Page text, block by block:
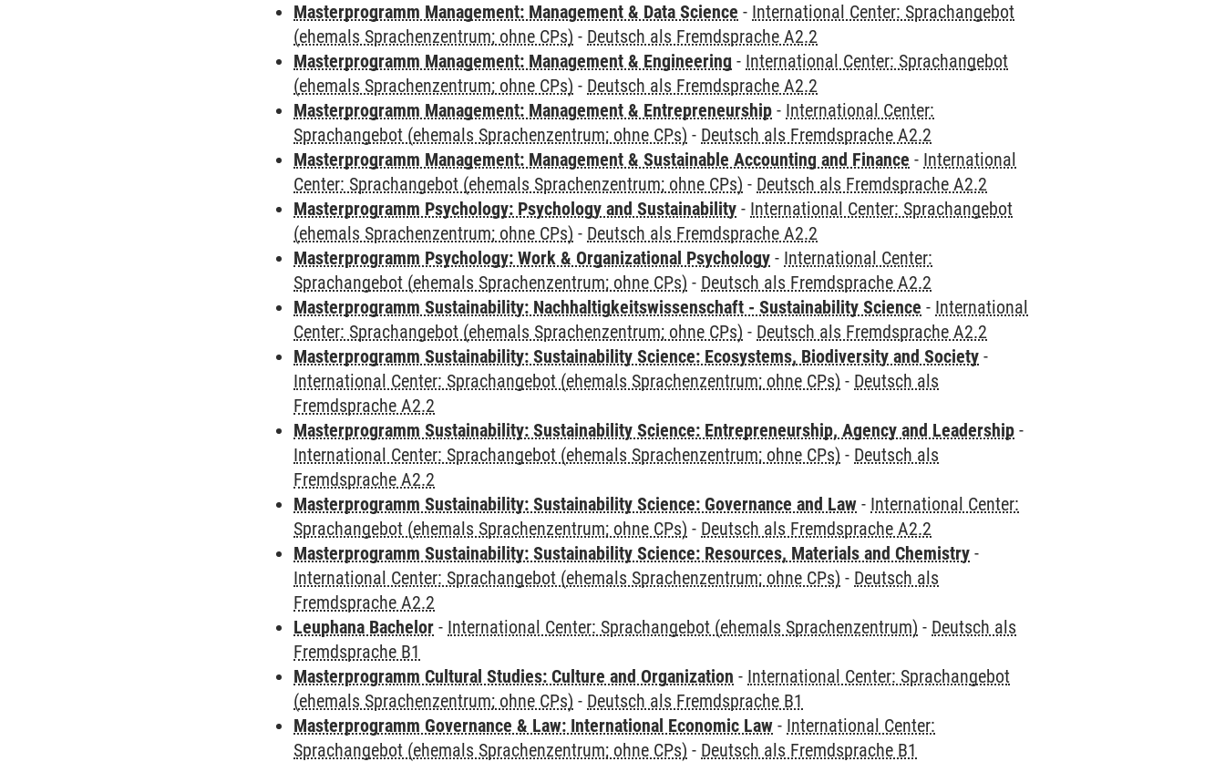
Masterprogramm Management: Management & Data Science - International Center: Sprachangebot
(ehemals Sprachenzentrum; ohne CPs) - Deutsch als Fremdsprache A2.2
Masterprogramm Management: Management & Engineering - International Center: Sprachangebot
(ehemals Sprachenzentrum; ohne CPs) - Deutsch als Fremdsprache A2.2
Masterprogramm Management: Management & Entrepreneurship - International Center:
Sprachangebot (ehemals Sprachenzentrum; ohne CPs) - Deutsch als Fremdsprache A2.2
Masterprogramm Management: Management & Sustainable Accounting and Finance - International
Center: Sprachangebot (ehemals Sprachenzentrum; ohne CPs) - Deutsch als Fremdsprache A2.2
Masterprogramm Psychology: Psychology and Sustainability - International Center: Sprachangebot
(ehemals Sprachenzentrum; ohne CPs) - Deutsch als Fremdsprache A2.2
Masterprogramm Psychology: Work & Organizational Psychology - International Center:
Sprachangebot (ehemals Sprachenzentrum; ohne CPs) - Deutsch als Fremdsprache A2.2
Masterprogramm Sustainability: Nachhaltigkeitswissenschaft - Sustainability Science - International
Center: Sprachangebot (ehemals Sprachenzentrum; ohne CPs) - Deutsch als Fremdsprache A2.2
Masterprogramm Sustainability: Sustainability Science: Ecosystems, Biodiversity and Society -
International Center: Sprachangebot (ehemals Sprachenzentrum; ohne CPs) - Deutsch als
Fremdsprache A2.2
Masterprogramm Sustainability: Sustainability Science: Entrepreneurship, Agency and Leadership -
International Center: Sprachangebot (ehemals Sprachenzentrum; ohne CPs) - Deutsch als
Fremdsprache A2.2
Masterprogramm Sustainability: Sustainability Science: Governance and Law - International Center:
Sprachangebot (ehemals Sprachenzentrum; ohne CPs) - Deutsch als Fremdsprache A2.2
Masterprogramm Sustainability: Sustainability Science: Resources, Materials and Chemistry -
International Center: Sprachangebot (ehemals Sprachenzentrum; ohne CPs) - Deutsch als
Fremdsprache A2.2
Leuphana Bachelor - International Center: Sprachangebot (ehemals Sprachenzentrum) - Deutsch als
Fremdsprache B1
Masterprogramm Cultural Studies: Culture and Organization - International Center: Sprachangebot
(ehemals Sprachenzentrum; ohne CPs) - Deutsch als Fremdsprache B1
Masterprogramm Governance & Law: International Economic Law - International Center:
Sprachangebot (ehemals Sprachenzentrum; ohne CPs) - Deutsch als Fremdsprache B1